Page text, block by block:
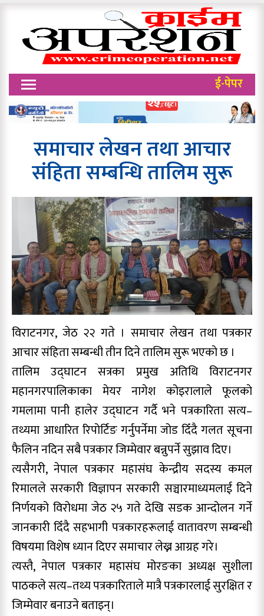
ई-पेपर
समाचार लेखन तथा आचार
संहिता सम्बन्धि तालिम सुरू
विराटनगर, जेठ २२ गते । समाचार लेखन तथा पत्रकार
आचार संहिता सम्बन्धी तीन दिने तालिम सुरू भएकाे छ ।
तालिम उद्घाटन सत्रका प्रमुख अतिथि विराटनगर
महानगरपालिकाका मेयर नागेश कोइरालाले फूलकाे
गमलामा पानी हालेर उद्घाटन गर्दै भने पत्रकारिता सत्य–
तथ्यमा आधारित रिपोर्टिङ गर्नुपर्नेमा जोड दिँदै गलत सूचना
फैलिन नदिन सबै पत्रकार जिम्मेवार बन्नुपर्ने सुझाव दिए।
त्यसैगरी, नेपाल पत्रकार महासंघ केन्द्रीय सदस्य कमल
रिमालले सरकारी विज्ञापन सरकारी सञ्चारमाध्यमलाई दिने
निर्णयको विरोधमा जेठ २५ गते देखि सडक आन्दोलन गर्ने
जानकारी दिँदै सहभागी पत्रकारहरूलाई वातावरण सम्बन्धी
विषयमा विशेष ध्यान दिएर समाचार लेख्न आग्रह गरे।
त्यस्तै, नेपाल पत्रकार महासंघ मोरङका अध्यक्ष सुशीला
पाठकले सत्य–तथ्य पत्रकारिताले मात्रै पत्रकारलाई सुरक्षित र
जिम्मेवार बनाउने बताइन्।